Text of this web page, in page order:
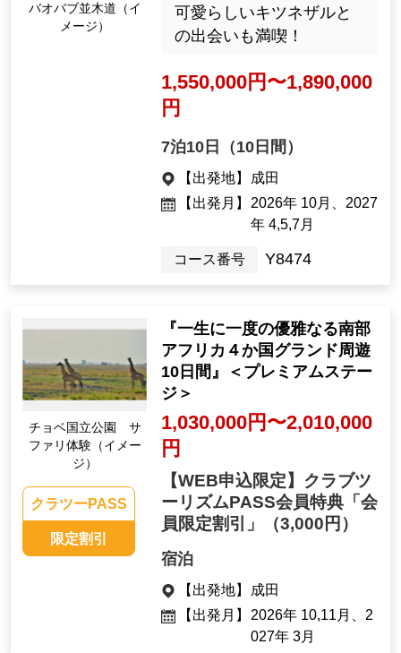
バオバブ並木道（イ
メージ）
可愛らしいキツネザルと
の出会いも満喫！
1,550,000円〜1,890,000
円
7泊10日（10日間）
【出発地】
成田
【出発月】 2026年 10月、2027
年 4,5,7月
コース番号 Y8474
チョベ国立公園 サ
ファリ体験（イメー
ジ）
クラツーPASS
限定割引
『一生に一度の優雅なる南部
アフリカ４か国グランド周遊
10日間』＜プレミアムステー
ジ＞
1,030,000円〜2,010,000
円
【WEB申込限定】クラブツ
ーリズムPASS会員特典「会
員限定割引」
（3,000円）
宿泊
【出発地】
成田
【出発月】 2026年 10,11月、2
027年 3月